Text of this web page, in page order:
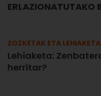
ERLAZIONATUTAKO
ZOZKETAK ETA
Lehiaketa:
herritar?